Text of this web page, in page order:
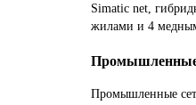
Simatic net,
жилами и 4
Промышленные
Промышленные